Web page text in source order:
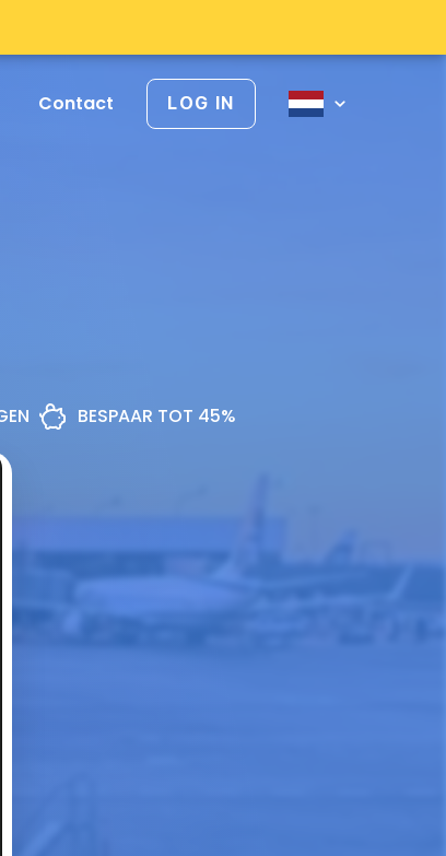
Contact LOG IN
BESPAAR TOT 45%